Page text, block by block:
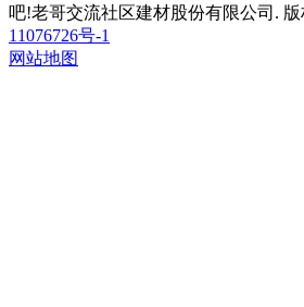
吧!老哥交流社区建材股份有限公司.
11076726号-1
网站地图